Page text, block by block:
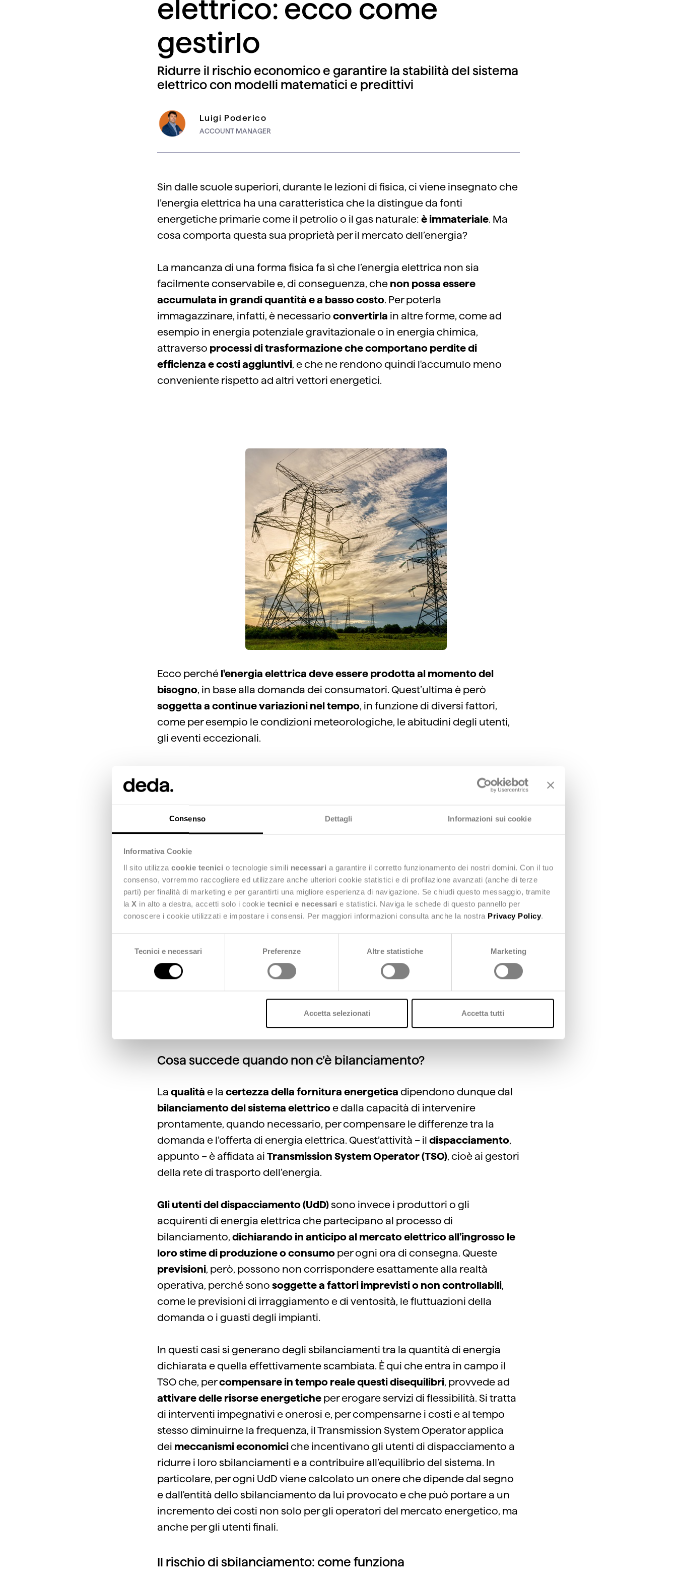
Consenso Dettagli Informazioni sui cookie
Informativa Cookie
Il sito utilizza cookie tecnici o tecnologie simili necessari a garantire il corretto funzionamento dei nostri domini. Con il tuo
consenso, vorremmo raccogliere ed utilizzare anche ulteriori cookie statistici e di profilazione avanzati (anche di terze
parti) per finalità di marketing e per garantirti una migliore esperienza di navigazione. Se chiudi questo messaggio, tramite
la X in alto a destra, accetti solo i cookie tecnici e necessari e statistici. Naviga le schede di questo pannello per
conoscere i cookie utilizzati e impostare i consensi. Per maggiori informazioni consulta anche la nostra Privacy Policy.
Tecnici e necessari Preferenze Altre statistiche Marketing
Accetta selezionati Accetta tutti
elettrico: ecco come
gestirlo
Ridurre il rischio economico e garantire la stabilità del sistema
elettrico con modelli matematici e predittivi
Luigi Poderico
ACCOUNT MANAGER
Sin dalle scuole superiori, durante le lezioni di fisica, ci viene insegnato che
l’energia elettrica ha una caratteristica che la distingue da fonti
energetiche primarie come il petrolio o il gas naturale: è immateriale. Ma
cosa comporta questa sua proprietà per il mercato dell’energia?
La mancanza di una forma fisica fa sì che l’energia elettrica non sia
facilmente conservabile e, di conseguenza, che non possa essere
accumulata in grandi quantità e a basso costo. Per poterla
immagazzinare, infatti, è necessario convertirla in altre forme, come ad
esempio in energia potenziale gravitazionale o in energia chimica,
attraverso processi di trasformazione che comportano perdite di
efficienza e costi aggiuntivi, e che ne rendono quindi l'accumulo meno
conveniente rispetto ad altri vettori energetici.
Ecco perché l'energia elettrica deve essere prodotta al momento del
bisogno, in base alla domanda dei consumatori. Quest’ultima è però
soggetta a continue variazioni nel tempo, in funzione di diversi fattori,
come per esempio le condizioni meteorologiche, le abitudini degli utenti,
gli eventi eccezionali.
Un fattore critico questo, dato che, per
garantire la continuità e la qualità del
servizio elettrico, è sempre necessario un
perfetto bilanciamento tra la quantità di
energia prodotta e consumata. Un equilibrio
che deve essere mantenuto istante per
istante, per evitare che si verifichino
garantito dall’attività di dispacciamento che
governa e monitora i flussi di elettricità sulla
Cosa succede quando non c’è bilanciamento?
La qualità e la certezza della fornitura energetica dipendono dunque dal
bilanciamento del sistema elettricoe dalla capacità di intervenire
prontamente, quando necessario, per compensare le differenze tra la
domanda e l’offerta di energia elettrica. Quest’attività – il dispacciamento,
appunto – è affidata ai Transmission System Operator (TSO), cioè ai gestori
della rete di trasporto dell’energia.
Gli utenti del dispacciamento (UdD)sono invece i produttori o gli
acquirenti di energia elettrica che partecipano al processo di
bilanciamento, dichiarando in anticipo al mercato elettrico all’ingrosso le
loro stime di produzione o consumoper ogni ora di consegna. Queste
previsioni, però, possono non corrispondere esattamente alla realtà
operativa, perché sono soggette a fattori imprevisti o non controllabili,
come le previsioni di irraggiamento e di ventosità, le fluttuazioni della
domanda o i guasti degli impianti.
In questi casi si generano degli sbilanciamenti tra la quantità di energia
dichiarata e quella effettivamente scambiata. È qui che entra in campo il
TSO che, percompensare in tempo reale questi disequilibri, provvede ad
attivare delle risorse energeticheper erogare servizi di flessibilità. Si tratta
di interventi impegnativi e onerosi e, per compensarne i costi e al tempo
stesso diminuirne la frequenza, il Transmission System Operator applica
dei meccanismi economiciche incentivano gli utenti di dispacciamento a
ridurre i loro sbilanciamenti e a contribuire all’equilibrio del sistema. In
particolare, per ogni UdD viene calcolato un onere che dipende dal segno
e dall'entità dello sbilanciamento da lui provocato e che può portare a un
incremento dei costi non solo per gli operatori del mercato energetico, ma
anche per gli utenti finali.
Il rischio di sbilanciamento: come funziona